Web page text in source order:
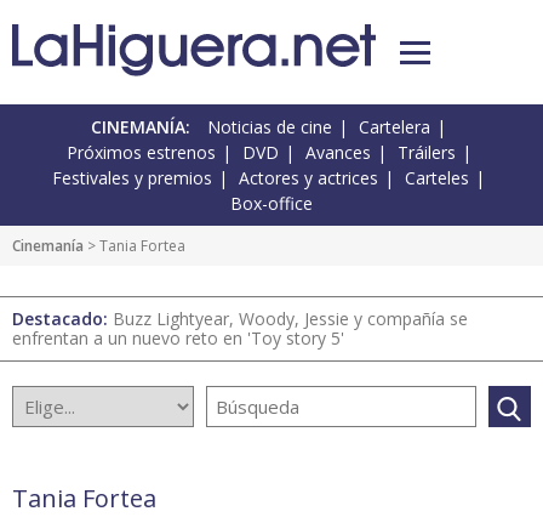
CINEMANÍA: Noticias de cine
Cartelera
Próximos estrenos
DVD Avances
Tráilers
Festivales y premios
Actores y actrices
Carteles
Box-office
Cinemanía > Tania Fortea
Destacado: Buzz Lightyear, Woody, Jessie y compañía se
enfrentan a un nuevo reto en 'Toy story 5'
Tania Fortea